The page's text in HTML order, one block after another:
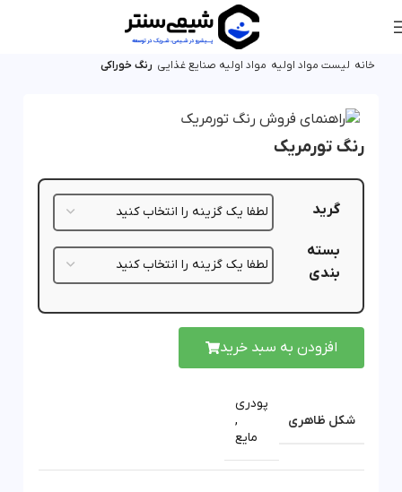
خانه لیست مواد اولیه مواد اولیه صنایع غذایی رنگ خوراکی
رنگ تورمریک
گرید
بسته
بندی
افزودن به سبد خرید
شکل ظاهری
پودری
,
مایع